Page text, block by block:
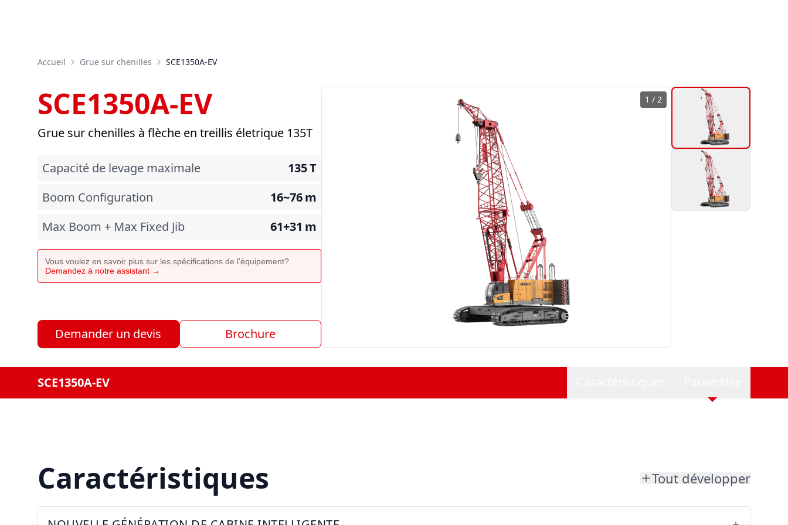
Accueil Grue sur chenilles SCE1350A-EV
SCE1350A-EV
Grue sur chenilles à flèche en treillis életrique 135T
Capacité de levage maximale 135T
Boom Configuration
16~76m
Max Boom + Max Fixed Jib
61+31 m
Vous voulez en savoir plus sur les spécifications de l'équipement?
Demandez à notre assistant →
Demander un devis Brochure
1 / 2
SCE1350A-EV
Caractéristiques Tout développer